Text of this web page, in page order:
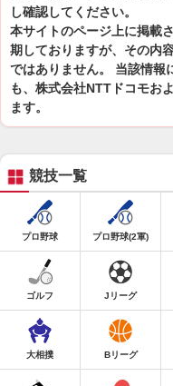
し確認してください。
本サイトのページ上に掲載
期しておりますが、その内
ではありません。 当該情報
も、株式会社NTTドコモお
ます。
競技一覧
プロ野球 プロ野球(2軍)
ゴルフ Jリーグ
大相撲 Bリーグ